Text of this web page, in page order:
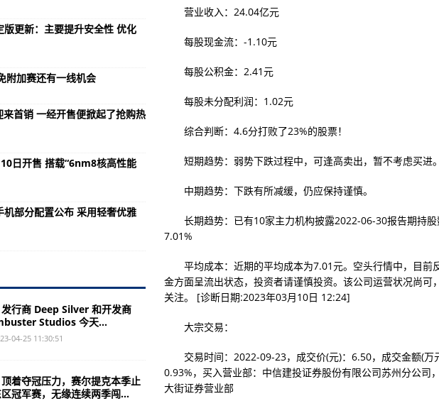
ST天润（002113）上市公司涉及概念有哪些 流通股为9.77亿
年07月04日）美国拟实施进口食品等进口商品电子信息处理法规-消息!
三维通信（002115）上市公司每股净资产 流通股为6.94亿
年07月04日）巴拉圭拟制订部分食品中β-胡萝卜素的使用规定-全球最新:
海中国海诚（002116）上市公司平均成本是多少 流通股为4.16亿
2023年07月04日）注意！进口香蕉脆片检出苯并芘超标-天天观天下!
江韵达股份（002120）上市公司平均成本是多少 流通股为28.15亿
年07月04日）存在窒息风险 爱尔兰召回从我国进口的梅冻-当前视讯!
C8650+（基本功能/基本参数/拍照功能）
东科陆电子（002121）上市公司平均成本是多少 流通股为13.99亿
年07月04日）欧盟通报我国出口红豆沙不合格-世界观焦点:
营业收入：24.04亿元
每股现金流：-1.10元
每股公积金：2.41元
每股未分配利润：1.02元
综合判断：4.6分打败了23%的股票！
短期趋势：弱势下跌过程中，可逢高卖出，暂不考虑买进
中期趋势：下跌有所减缓，仍应保持谨慎。
长期趋势：已有10家主力机构披露2022-06-30报告期持股
7.01%
平均成本：近期的平均成本为7.01元。空头行情中，目前
金方面呈流出状态，投资者请谨慎投资。该公司运营状况尚
关注。 [诊断日期:2023年03月10日 12:24]
大宗交易：
交易时间：2022-09-23，成交价(元)：6.50，成交金额(万
0.93%，买入营业部：中信建投证券股份有限公司苏州分公司
大街证券营业部
版更新：主要提升安全性 优化
附加赛还有一线机会
首销 一经开售便掀起了抢购热
日开售 搭载“6nm8核高性能
部分配置公布 采用轻奢优雅
商 Deep Silver 和开发商
Studios 今天...
04-25 11:30:51
夺冠压力，赛尔提克本季止
冠军赛，无缘连续两季闯...